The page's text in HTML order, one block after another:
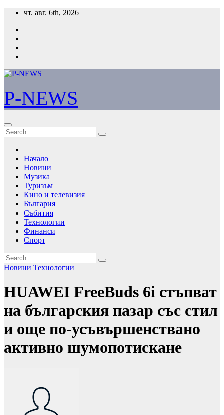
Skip
content
чт. авг. 6th, 2026
P-NEWS
Начало
Новини
Музика
Туризъм
Кино и телевизия
България
Събития
Технологии
Финанси
Спорт
Новини Технологии
HUAWEI FreeBuds 6i стъпват
на българския пазар със стил
и още по-усъвършенствано
активно шумопотискане